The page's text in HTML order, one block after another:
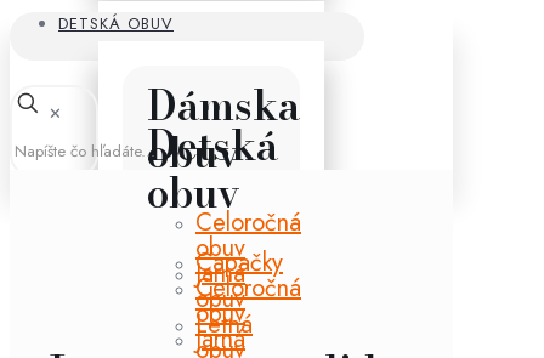
Dámska
obuv
Celoročná
obuv
Jarná
obuv
Letná
obuv
DETSKÁ OBUV
Detská
obuv
Capačky
Celoročná
obuv
Jarná
✕